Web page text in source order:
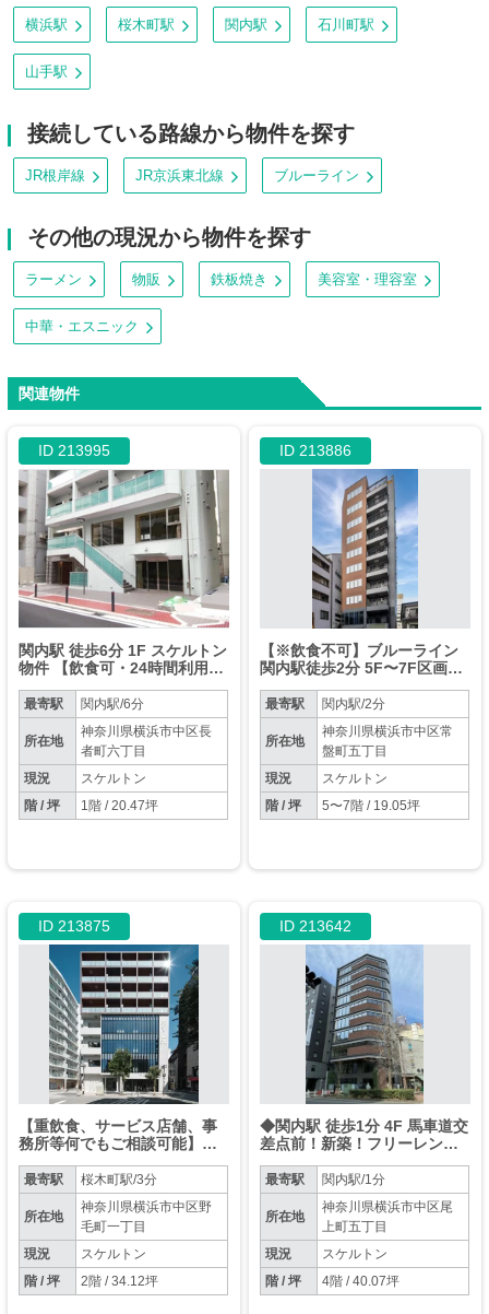
横浜駅 桜木町駅 関内駅 石川町駅
山手駅
接続している路線から物件を探す
JR根岸線 JR京浜東北線 ブルーライン
その他の現況から物件を探す
ラーメン 物販 鉄板焼き 美容室・理容室
中華・エスニック
関連物件
ID 213995
関内駅 徒歩6分 1F スケルトン
物件 【飲食可・24時間利用
最寄駅 関内駅/6分
所在地
神奈川県横浜市中区長
者町六丁目
現況
スケルトン
階 / 坪
1階 / 20.47坪
ID 213886
【※飲食不可】ブルーライン
関内駅徒歩2分 5F〜7F区画同
最寄駅 関内駅/2分
所在地
神奈川県横浜市中区常
盤町五丁目
現況
スケルトン
階 / 坪
5〜7階 / 19.05坪
ID 213875
【重飲食、サービス店舗、事
務所等何でもご相談可能】桜
スケルトン物件
最寄駅 桜木町駅/3分
所在地
神奈川県横浜市中区野
毛町一丁目
現況
スケルトン
階 / 坪
2階 / 34.12坪
ID 213642
◆関内駅 徒歩1分 4F 馬車道交
差点前！新築！フリーレント
談】◆
最寄駅 関内駅/1分
所在地
神奈川県横浜市中区尾
上町五丁目
現況
スケルトン
階 / 坪
4階 / 40.07坪